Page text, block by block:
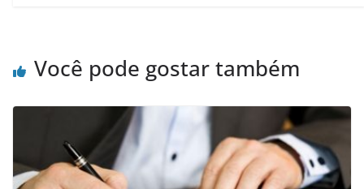
Você pode gostar também